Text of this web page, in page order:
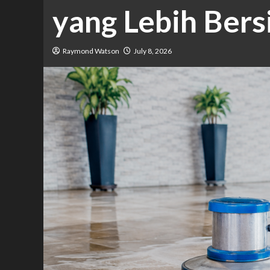
yang Lebih
Raymond Watson July 8, 2026